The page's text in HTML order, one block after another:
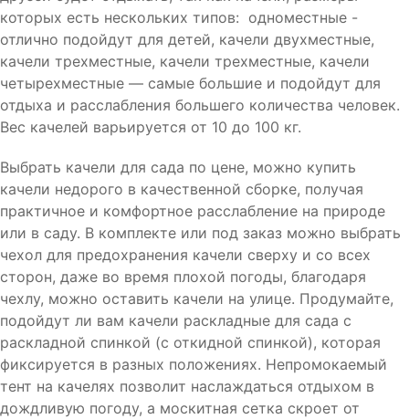
которых есть нескольких типов: одноместные -
отлично подойдут для детей, качели двухместные,
качели трехместные, качели трехместные, качели
четырехместные — самые большие и подойдут для
отдыха и расслабления большего количества человек.
Вес качелей варьируется от 10 до 100 кг.
Выбрать качели для сада по цене, можно купить
качели недорого в качественной сборке, получая
практичное и комфортное расслабление на природе
или в саду. В комплекте или под заказ можно выбрать
чехол для предохранения качели сверху и со всех
сторон, даже во время плохой погоды, благодаря
чехлу, можно оставить качели на улице. Продумайте,
подойдут ли вам качели раскладные для сада с
раскладной спинкой (с откидной спинкой), которая
фиксируется в разных положениях. Непромокаемый
тент на качелях позволит наслаждаться отдыхом в
дождливую погоду, а москитная сетка скроет от